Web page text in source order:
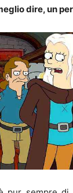
dire, un